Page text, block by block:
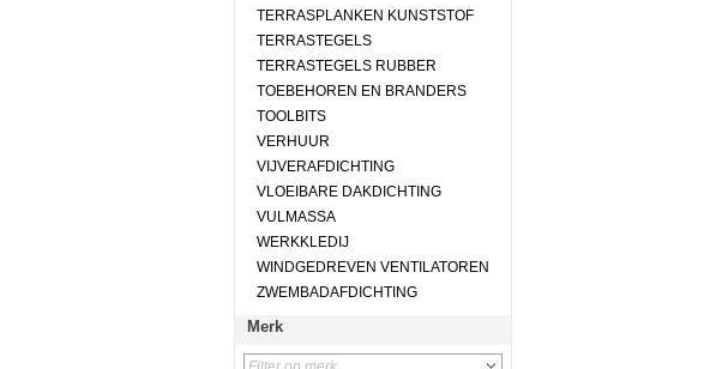
TERRASPLANKEN KUNSTSTOF
TERRASTEGELS
TERRASTEGELS RUBBER
TOEBEHOREN EN BRANDERS
TOOLBITS
VERHUUR
VIJVERAFDICHTING
VLOEIBARE DAKDICHTING
VULMASSA
WERKKLEDIJ
WINDGEDREVEN VENTILATOREN
ZWEMBADAFDICHTING
Merk